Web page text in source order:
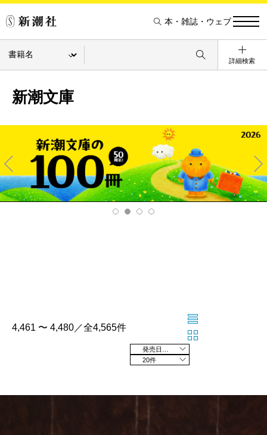
本・雑誌・ウェブ
詳細検索
新潮文庫
Pre
v
Ne
xt
4,461 〜 4,480／全4,565件
20件